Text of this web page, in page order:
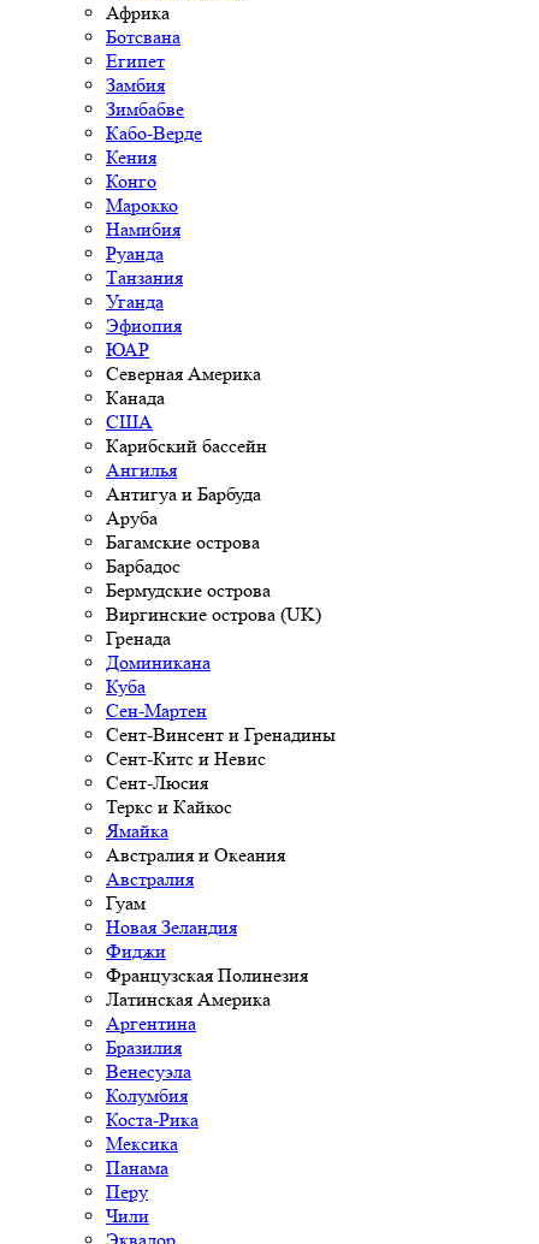
Африка
Ботсвана
Египет
Замбия
Зимбабве
Кабо-Верде
Кения
Конго
Марокко
Намибия
Руанда
Танзания
Уганда
Эфиопия
ЮАР
Северная Америка
Канада
США
Карибский бассейн
Ангилья
Антигуа и Барбуда
Аруба
Багамские острова
Барбадос
Бермудские острова
Виргинские острова (UK)
Гренада
Доминикана
Куба
Сен-Мартен
Сент-Винсент и Гренадины
Сент-Китс и Невис
Сент-Люсия
Теркс и Кайкос
Ямайка
Австралия и Океания
Австралия
Гуам
Новая Зеландия
Фиджи
Французская Полинезия
Латинская Америка
Аргентина
Бразилия
Венесуэла
Колумбия
Коста-Рика
Мексика
Панама
Перу
Чили